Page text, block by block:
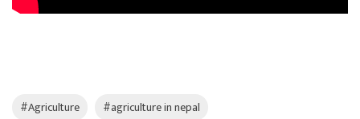
#Agriculture #agriculture in nepal